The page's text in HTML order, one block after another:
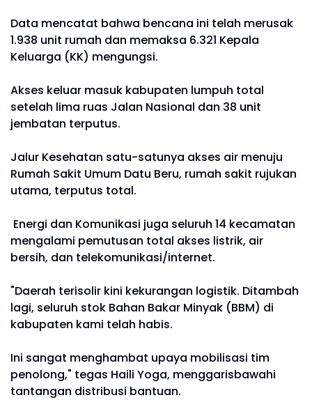
Data mencatat bahwa bencana ini telah merusak
1.938 unit rumah dan memaksa 6.321 Kepala
Keluarga (KK) mengungsi.
Akses keluar masuk kabupaten lumpuh total
setelah lima ruas Jalan Nasional dan 38 unit
jembatan terputus.
Jalur Kesehatan satu-satunya akses air menuju
Rumah Sakit Umum Datu Beru, rumah sakit rujukan
utama, terputus total.
Energi dan Komunikasi juga seluruh 14 kecamatan
mengalami pemutusan total akses listrik, air
bersih, dan telekomunikasi/internet.
"Daerah terisolir kini kekurangan logistik. Ditambah
lagi, seluruh stok Bahan Bakar Minyak (BBM) di
kabupaten kami telah habis.
Ini sangat menghambat upaya mobilisasi tim
penolong," tegas Haili Yoga, menggarisbawahi
tantangan distribusi bantuan.